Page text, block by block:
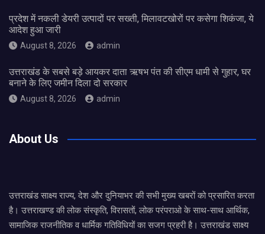
प्रदेश में नकली डेयरी उत्पादों पर सख्ती, मिलावटखोरों पर कसेगा शिकंजा, ये
आदेश हुआ जारी
August 8, 2026 admin
उत्तराखंड के सबसे बड़े आयकर दाता ऋषभ पंत की सीएम धामी से गुहार, घर
बनाने के लिए जमीन दिला दो सरकार
August 8, 2026 admin
About Us
उत्तराखंड साक्ष्य राज्य, देश और दुनियाभर की सभी मुख्य खबरों को प्रसारित करता
है। उत्तराखण्ड की लोक संस्कृति, विरासतों, लोक परंपराओ के साथ-साथ आर्थिक,
सामाजिक राजनीतिक व धार्मिक गतिविधियों का सजग प्रहरी है। उत्तराखंड साक्ष्य